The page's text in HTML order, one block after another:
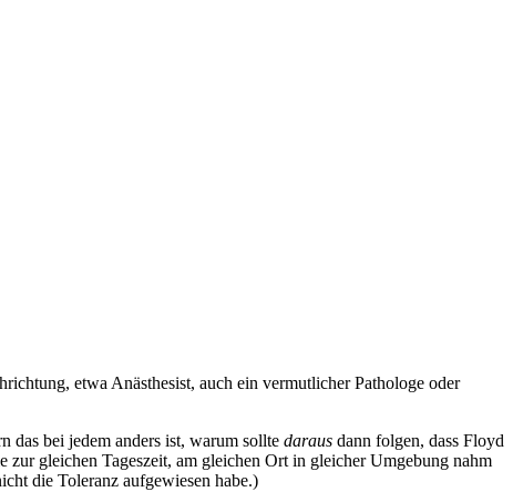
etwa Anästhesist, auch ein vermutlicher Pathologe oder
das bei jedem anders ist, warum sollte daraus dann folgen, dass Floyd
gleichen Tageszeit, am gleichen Ort in gleicher Umgebung nahm
die Toleranz aufgewiesen habe.)